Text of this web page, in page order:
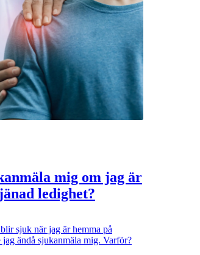
mig om jag är
ledighet?
sjuk när jag är hemma på
ändå sjukanmäla mig. Varför?